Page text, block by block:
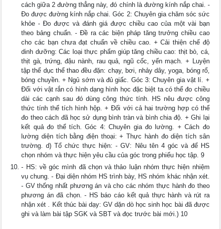
cách giữa 2 đường thẳng này, đó chính là đường kính nắp chai. -
Đo được đường kính nắp chai. Góc 2: Chuyên gia chăm sóc sức
khỏe - Đo được và đánh giá được chiều cao của một vài bạn
theo bảng chuẩn. - Đề ra các biện pháp tăng trưởng chiều cao
cho các bạn chưa đạt chuẩn về chiều cao. + Cải thiện chế độ
dinh dưỡng: Các loại thực phẩm giúp tăng chiều cao: thịt bò, cá,
thịt gà, trứng, đậu nành, rau quả, ngũ cốc, yến mạch. + Luyện
tập thể dục thể thao đều đặn: chạy, bơi, nhảy dây, yoga, bóng rổ,
bóng chuyền. + Ngủ sớm và đủ giấc. Góc 3: Chuyên gia vật lí. +
Đối với vật rắn có hình dạng hình học đặc biệt ta có thể đo chiều
dài các cạnh sau đó dùng công thức tính. HS nêu được công
thức tính thể tích hình hộp. + Đối với cả hai trường hợp có thể
đo theo cách đã học sử dụng bình tràn và bình chia độ. + Ghi lại
kết quả đo thể tích. Góc 4: Chuyên gia đo lường. + Cách đo
lường diện tích bằng điện thoại: + Thực hành đo diện tích sân
trường. d) Tổ chức thực hiện: - GV: Nêu tên 4 góc và để HS
chọn nhóm và thực hiện yêu cầu của góc trong phiếu học tập. 9
- HS: về góc mình đã chọn và thảo luận nhóm thực hiện nhiệm
vụ chung. - Đại diện nhóm HS trình bày, HS nhóm khác nhận xét.
- GV thống nhất phương án và cho các nhóm thực hành đo theo
phương án đã chọn. - HS báo cáo kết quả thực hành và rút ra
nhận xét . Kết thúc bài dạy: GV dặn dò học sinh học bài đã được
ghi và làm bài tập SGK và SBT và đọc trước bài mới.) 10